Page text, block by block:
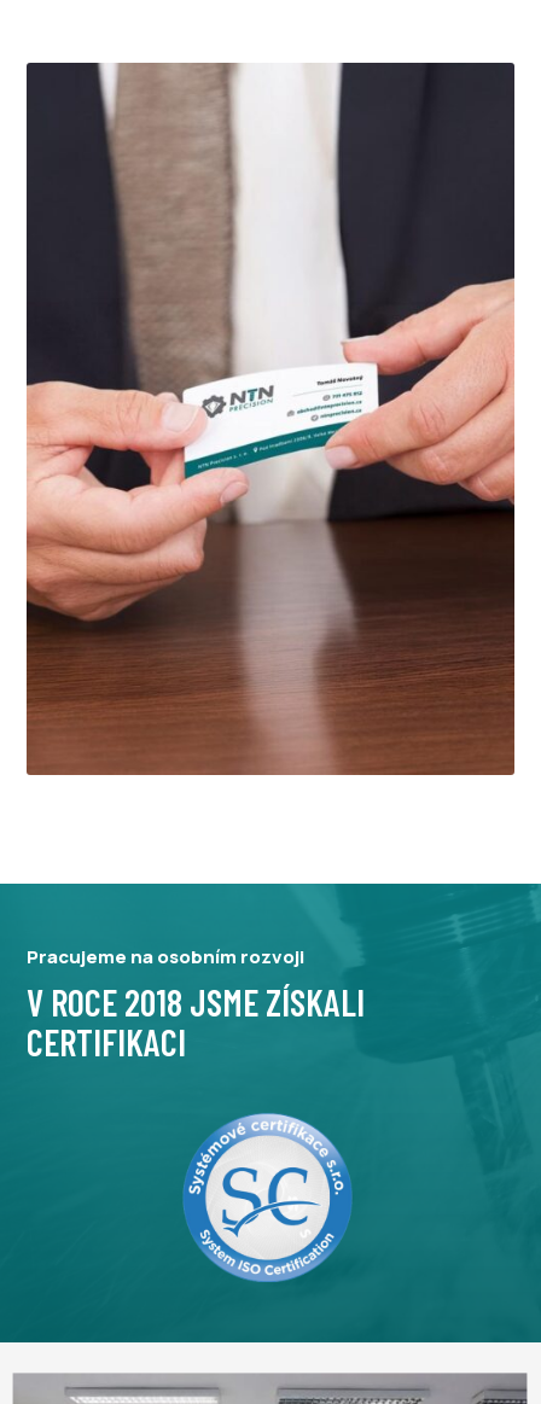
Pracujeme na osobním rozvoji
V ROCE 2018 JSME ZÍSKALI
CERTIFIKACI